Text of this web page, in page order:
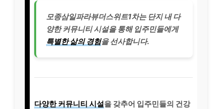
모종삼일파라뷰더스위트1차는 단지 내 다
양한 커뮤니티 시설을 통해 입주민들에게
특별한 삶의 경험을 선사합니다.
다양한 커뮤니티 시설을 갖추어 입주민들의 건강